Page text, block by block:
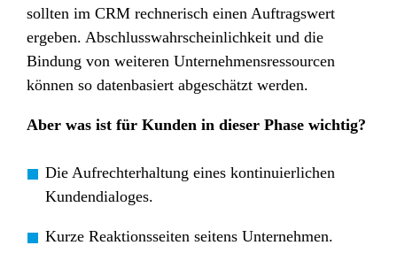
sollten im CRM rechnerisch einen Auftragswert
ergeben. Abschlusswahrscheinlichkeit und die
Bindung von weiteren Unternehmensressourcen
können so datenbasiert abgeschätzt werden.
Aber was ist für Kunden in dieser Phase wichtig?
Die Aufrechterhaltung eines kontinuierlichen
Kundendialoges.
Kurze Reaktionsseiten seitens Unternehmen.